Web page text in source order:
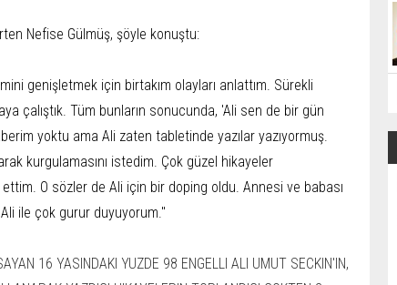
Nefise Gülmüş, şöyle konuştu:
genişletmek için birtakım olayları anlattım. Sürekli
çalıştık. Tüm bunların sonucunda, 'Ali sen de bir gün
yoktu ama Ali zaten tabletinde yazılar yazıyormuş.
kurgulamasını istedim. Çok güzel hikayeler
O sözler de Ali için bir doping oldu. Annesi ve babası
ile çok gurur duyuyorum."